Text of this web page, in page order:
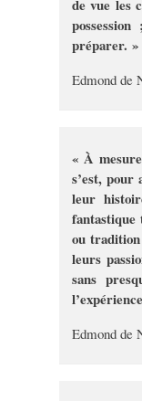
de vue les
préparer. »
Edmond de
« À
s’est,
leur
fantastique
ou tradition
leurs
sans
Edmond de